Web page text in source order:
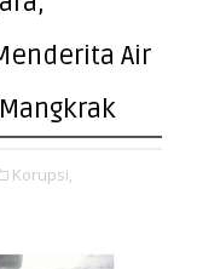
Air
Korupsi,